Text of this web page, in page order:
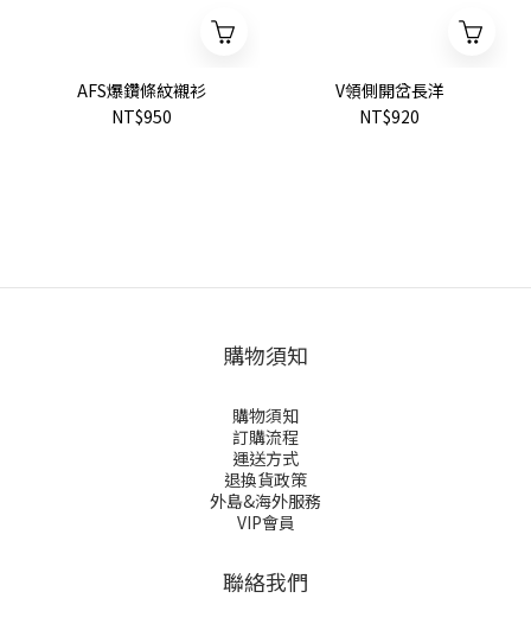
AFS爆鑽條紋襯衫
NT$950
V領側開岔長洋
NT$920
購物須知
購物須知
訂購流程
運送方式
退換貨政策
外島&海外服務
VIP會員
聯絡我們